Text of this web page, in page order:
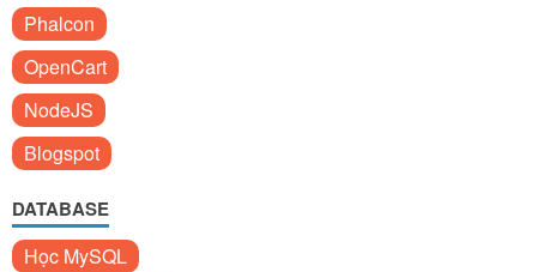
Phalcon
OpenCart
NodeJS
Blogspot
DATABASE
Học MySQL